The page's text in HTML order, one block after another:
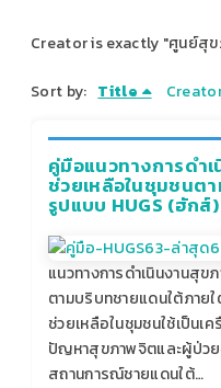
Creator is exactly "ศูนย์สุ
Sort by: Title
คู่มือแนวทางการดำ
ช่วยเหลือในชุมชนต
รูปแบบ HUGS (ฮักส์)
แนวทางการดำเนินงานสุ
ตามบริบทชายแดนใต้ภาย
ช่วยเหลือในชุมชนใช้เป็นเ
ปัญหาสุขภาพจิตและผู้ป่วย
สถานการณ์ชายแดนใต้…